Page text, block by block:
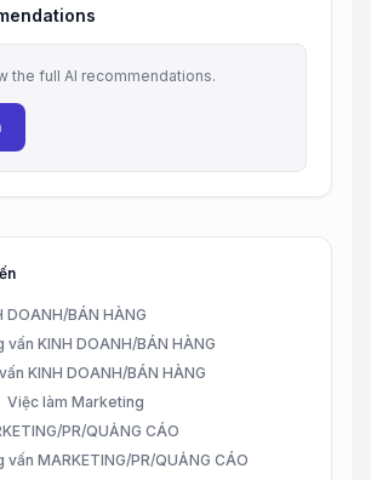
the full AI recommendations.
DOANH/BÁN HÀNG
vấn KINH DOANH/BÁN HÀNG
KINH DOANH/BÁN HÀNG
Việc làm Marketing
PR/QUẢNG CÁO
vấn MARKETING/PR/QUẢNG CÁO